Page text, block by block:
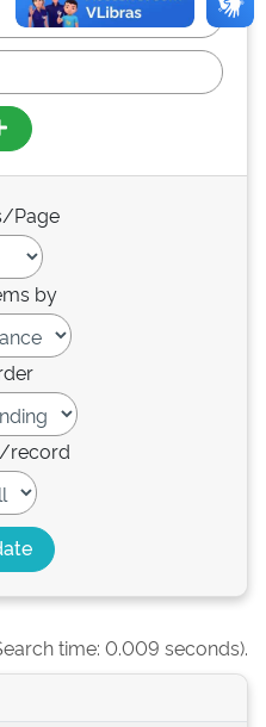
Page
by
record
time: 0.009 seconds).